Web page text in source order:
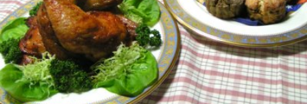
こ
だ
わ
り
の
洋
菓
子